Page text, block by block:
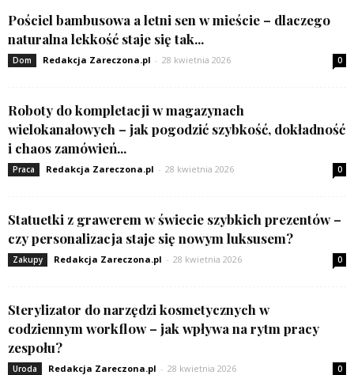
Pościel bambusowa a letni sen w mieście – dlaczego
naturalna lekkość staje się tak...
Dom Redakcja Zareczona.pl - 28 kwietnia 2026 0
Roboty do kompletacji w magazynach
wielokanałowych – jak pogodzić szybkość, dokładność
i chaos zamówień...
Praca Redakcja Zareczona.pl - 28 kwietnia 2026 0
Statuetki z grawerem w świecie szybkich prezentów –
czy personalizacja staje się nowym luksusem?
Zakupy Redakcja Zareczona.pl - 28 kwietnia 2026 0
Sterylizator do narzędzi kosmetycznych w
codziennym workflow – jak wpływa na rytm pracy
zespołu?
Uroda Redakcja Zareczona.pl - 28 kwietnia 2026 0